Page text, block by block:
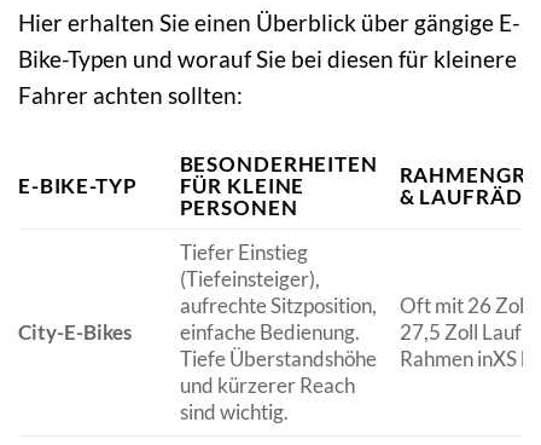
Hier erhalten Sie einen Überblick über gängige E-
Bike-Typen und worauf Sie bei diesen für kleinere
Fahrer achten sollten:
E-BIKE-TYP
BESONDERHEITEN
FÜR KLEINE
PERSONEN
LAUFRÄDER
City-E-Bikes
Tiefer Einstieg
(Tiefeinsteiger),
aufrechte Sitzposition,
einfache Bedienung.
Tiefe Überstandshöhe
und kürzerer Reach
sind wichtig.
Oft mit 26 Zoll
27,5 Zoll
Rahmen inXS